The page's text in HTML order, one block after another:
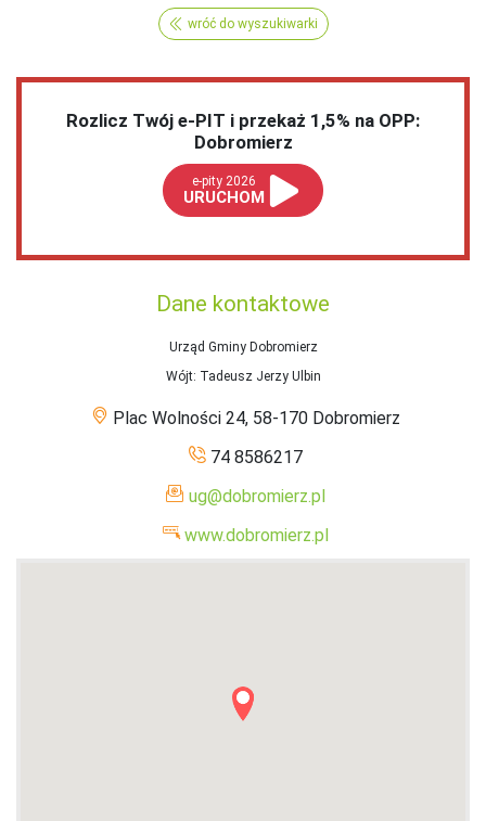
wróć do wyszukiwarki
Rozlicz Twój e-PIT i przekaż 1,5% na OPP:
Dobromierz
e-pity 2026
URUCHOM
Dane kontaktowe
Urząd Gminy Dobromierz
Wójt: Tadeusz Jerzy Ulbin
Plac Wolności 24, 58-170 Dobromierz
74 8586217
ug@dobromierz.pl
www.dobromierz.pl